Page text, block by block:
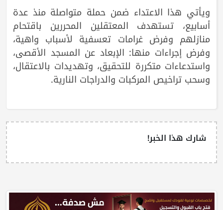
ويأتي هذا الاعتداء ضمن حملة متواصلة منذ عدة
أسابيع، تستهدف المعتقلين المحررين باقتحام
منازلهم وفرض غرامات تعسفية لأسباب واهية،
وفرض إجراءات منها: الإبعاد عن المسجد الأقصى،
واستدعاءات متكررة للتحقيق، وتهديدات بالاعتقال،
وسحب تراخيص المركبات والدراجات النارية.
شارك هذا الخبر!